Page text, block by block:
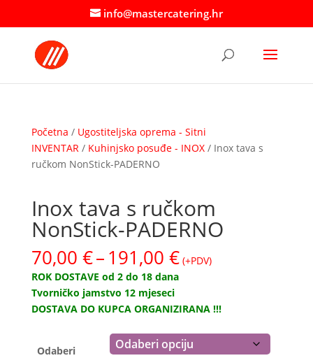
info@mastercatering.hr
Početna / Ugostiteljska oprema - Sitni
INVENTAR / Kuhinjsko posuđe - INOX/ Inox tava s
ručkom NonStick-PADERNO
Inox tava s ručkom
NonStick-PADERNO
70,00 €–191,00 €Raspon
cijena:
od
70,00 €
do
191,00 €
(+PDV)
ROK DOSTAVE od 2 do 18 dana
Tvorničko jamstvo 12 mjeseci
DOSTAVA DO KUPCA ORGANIZIRANA !!!
Odaberi